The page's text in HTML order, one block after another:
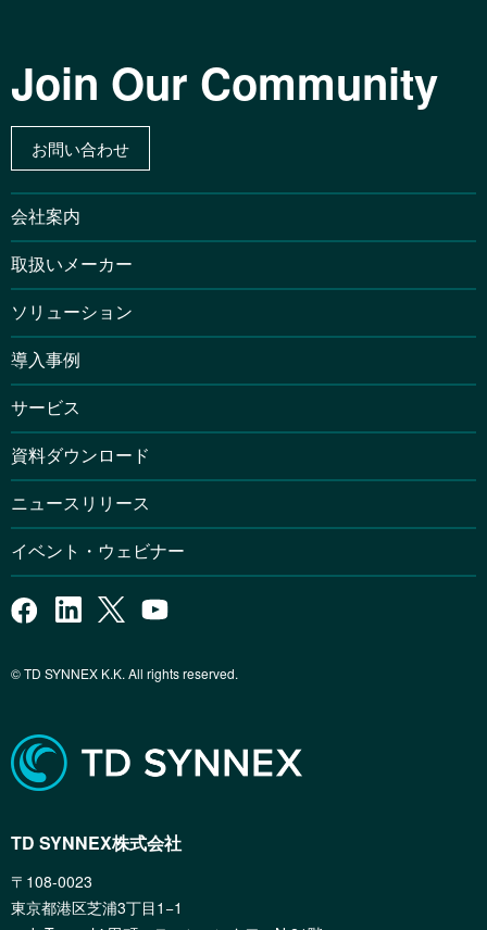
Join Our Community
お問い合わせ
会社案内
取扱いメーカー
ソリューション
導入事例
サービス
資料ダウンロード
ニュースリリース
イベント・ウェビナー
© TD SYNNEX K.K. All rights reserved.
TD SYNNEX株式会社
〒108-0023
東京都港区芝浦3丁目1−1